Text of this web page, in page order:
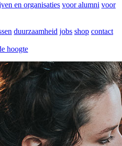
en organisaties voor alumni voor
duurzaamheid jobs shop contact
hoogte